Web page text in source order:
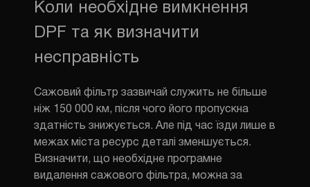
Коли необхідне вимкнення
DPF та як визначити
несправність
Сажовий фільтр зазвичай служить не більше
ніж 150 000 км, після чого його пропускна
здатність знижується. Але під час їзди лише в
межах міста ресурс деталі зменшується.
Визначити, що необхідне програмне
видалення сажового фільтра, можна за